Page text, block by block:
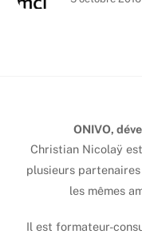
ONIVO,
Christian Nicolaÿ
plusieurs
les mêmes
Il est formateur-